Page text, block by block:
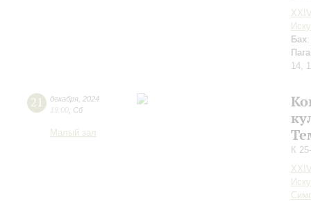
Бах
14,
21 декабря 2024
19:00 Сб
Малый зал
К